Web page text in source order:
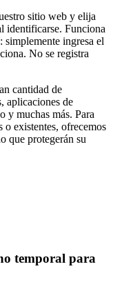
sitio web y elija
identificarse. Funciona
simplemente ingresa el
No se registra
cantidad de
aplicaciones de
y muchas más. Para
o existentes, ofrecemos
que protegerán su
temporal para